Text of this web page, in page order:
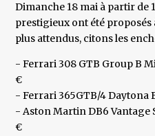
Dimanche 18 mai à partir de
prestigieux ont été proposés
plus attendus, citons les
- Ferrari 308 GTB Group B
€
- Ferrari 365GTB/4 Daytona
- Aston Martin DB6 Vantage
€